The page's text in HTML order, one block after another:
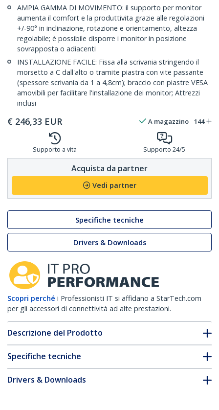
AMPIA GAMMA DI MOVIMENTO: il supporto per monitor
aumenta il comfort e la produttivita grazie alle regolazioni
+/-90° in inclinazione, rotazione e orientamento, altezza
regolabile; è possibile disporre i monitor in posizione
sovrapposta o adiacenti
INSTALLAZIONE FACILE: Fissa alla scrivania stringendo il
morsetto a C dall'alto o tramite piastra con vite passante
(spessore scrivania da 1 a 4,8cm); braccio con piastre VESA
amovibili per facilitare l'installazione dei monitor; Attrezzi
inclusi
€ 246,33 EUR A magazzino 144
Supporto a vita Supporto 24/5
Acquista da partner
Vedi partner
Specifiche tecniche
Drivers & Downloads
Scopri perché i Professionisti IT si affidano a StarTech.com
per gli accessori di connettività ad alte prestazioni.
Descrizione del Prodotto
Specifiche tecniche
Drivers & Downloads